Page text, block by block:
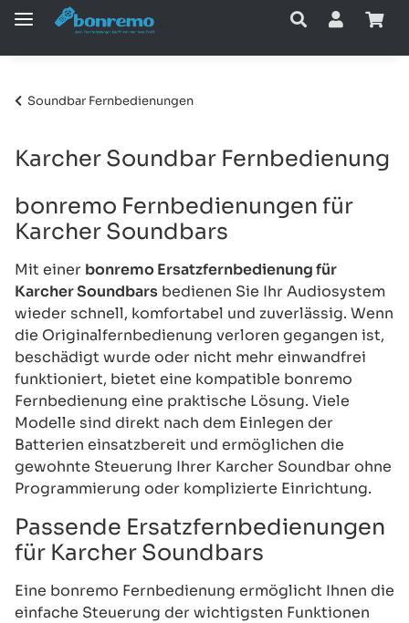
Soundbar Fernbedienungen
Karcher Soundbar Fernbedienung
bonremo Fernbedienungen für
Karcher Soundbars
Mit einer bonremo Ersatzfernbedienung für
Karcher Soundbars bedienen Sie Ihr Audiosystem
wieder schnell, komfortabel und zuverlässig. Wenn
die Originalfernbedienung verloren gegangen ist,
beschädigt wurde oder nicht mehr einwandfrei
funktioniert, bietet eine kompatible bonremo
Fernbedienung eine praktische Lösung. Viele
Modelle sind direkt nach dem Einlegen der
Batterien einsatzbereit und ermöglichen die
gewohnte Steuerung Ihrer Karcher Soundbar ohne
Programmierung oder komplizierte Einrichtung.
Passende Ersatzfernbedienungen
für Karcher Soundbars
Eine bonremo Fernbedienung ermöglicht Ihnen die
einfache Steuerung der wichtigsten Funktionen